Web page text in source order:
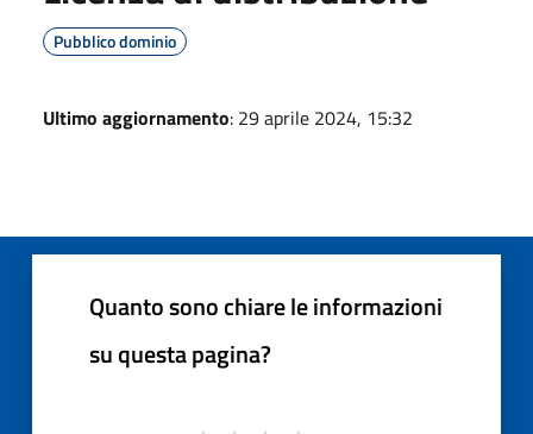
Pubblico dominio
Ultimo aggiornamento: 29 aprile 2024, 15:32
Quanto sono chiare le informazioni
su questa pagina?